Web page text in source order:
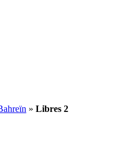
» Libres 2